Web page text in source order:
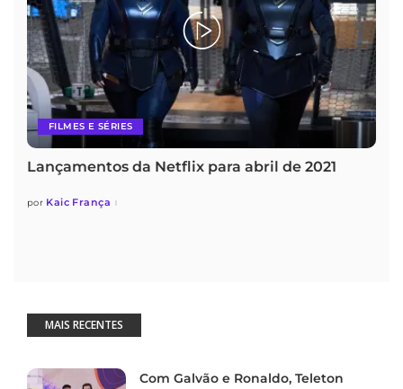
FILMES E SÉRIES
Lançamentos da Netflix para abril de 2021
por Kaic França
MAIS RECENTES
Com Galvão e Ronaldo, Teleton